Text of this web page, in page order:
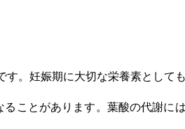
す。妊娠期に大切な栄養素として
ことがあります。葉酸の代謝に